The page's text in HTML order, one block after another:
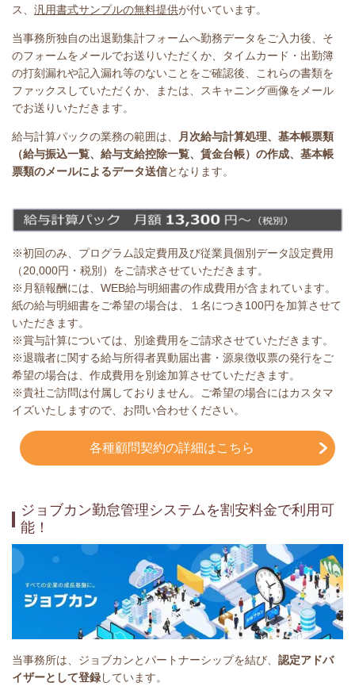
ス、 汎用書式サンプルの無料提供が付いています。
当事務所独自の出退勤集計フォームへ勤務データをご入力後、そ
のフォームをメールでお送りいただくか、タイムカード・出勤簿
の打刻漏れや記入漏れ等のないことをご確認後、これらの書類を
ファックスしていただくか、または、スキャニング画像をメール
でお送りいただきます。
給与計算パックの業務の範囲は、
月次給与計算処理、基本帳票類
（給与振込一覧、給与支給控除一覧、賃金台帳）の作成、基本帳
票類のメールによるデータ送信となります。
※初回のみ、プログラム設定費用及び従業員個別データ設定費用
（20,000円・税別 ）をご請求させていただきます。
※月額報酬には、WEB給与明細書の作成費用が含まれています。
紙の給与明細書をご希望の場合は、１名につき100円を加算させて
いただきます。
※賞与計算については、別途費用をご請求させていただきます。
※退職者に関する給与所得者異動届出書・源泉徴収票の発行をご
希望の場合は、作成費用を別途加算させていただきます。
※貴社ご訪問は付属しておりません。ご希望の場合にはカスタマ
イズいたしますので、お問い合わせください。
各種顧問契約の詳細はこちら
ジョブカン勤怠管理システムを割安料金で利用可
能！
当事務所は、ジョブカンとパートナーシップを結び、 認定アドバ
イザーとして登録しています。